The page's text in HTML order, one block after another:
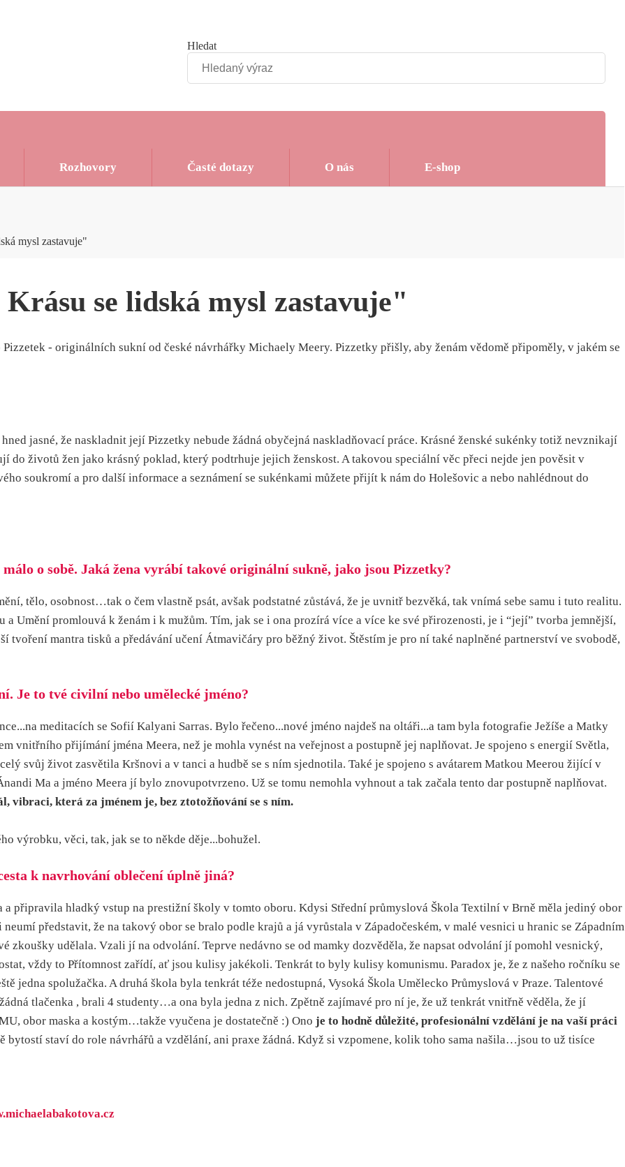
Hledat
Rozhovory Časté dotazy O nás E-shop
mysl zastavuje"
se lidská mysl zastavuje"
- originálních sukní od české návrhářky Michaely Meery. Pizzetky přišly, aby ženám vědomě připoměly, v jakém se
jasné, že naskladnit její Pizzetky nebude žádná obyčejná naskladňovací práce. Krásné ženské sukénky totiž nevznikají
do životů žen jako krásný poklad, který podtrhuje jejich ženskost. A takovou speciální věc přeci nejde jen pověsit v
soukromí a pro další informace a seznámení se sukénkami můžete přijít k nám do Holešovic a nebo nahlédnout do
o sobě. Jaká žena vyrábí takové originální sukně, jako jsou Pizzetky?
tělo, osobnost…tak o čem vlastně psát, avšak podstatné zůstává, že je uvnitř bezvěká, tak vnímá sebe samu i tuto realitu.
a Umění promlouvá k ženám i k mužům. Tím, jak se i ona prozírá více a více ke své přirozenosti, je i “její” tvorba jemnější,
mantra tisků a předávání učení Átmavičáry pro běžný život. Štěstím je pro ní také naplněné partnerství ve svobodě,
Je to tvé civilní nebo umělecké jméno?
meditacích se Sofií Kalyani Sarras. Bylo řečeno...nové jméno najdeš na oltáři...a tam byla fotografie Ježíše a Matky
vnitřního přijímání jména Meera, než je mohla vynést na veřejnost a postupně jej naplňovat. Je spojeno s energií Světla,
svůj život zasvětila Kršnovi a v tanci a hudbě se s ním sjednotila. Také je spojeno s avátarem Matkou Meerou žijící v
Ma a jméno Meera jí bylo znovupotvrzeno. Už se tomu nemohla vyhnout a tak začala tento dar postupně naplňovat.
vibraci, která za jménem je, bez ztotožňování se s ním.
výrobku, věci, tak, jak se to někde děje...bohužel.
k navrhování oblečení úplně jiná?
připravila hladký vstup na prestižní školy v tomto oboru. Kdysi Střední průmyslová Škola Textilní v Brně měla jediný obor
představit, že na takový obor se bralo podle krajů a já vyrůstala v Západočeském, v malé vesnici u hranic se Západním
zkoušky udělala. Vzali jí na odvolání. Teprve nedávno se od mamky dozvěděla, že napsat odvolání jí pomohl vesnický,
vždy to Přítomnost zařídí, ať jsou kulisy jakékoli. Tenkrát to byly kulisy komunismu. Paradox je, že z našeho ročníku se
jedna spolužačka. A druhá škola byla tenkrát téže nedostupná, Vysoká Škola Umělecko Průmyslová v Praze. Talentové
tlačenka , brali 4 studenty…a ona byla jedna z nich. Zpětně zajímavé pro ní je, že už tenkrát vnitřně věděla, že jí
obor maska a kostým…takže vyučena je dostatečně :) Ono je to hodně důležité, profesionální vzdělání je na vaší práci
bytostí staví do role návrhářů a vzdělání, ani praxe žádná. Když si vzpomene, kolik toho sama našila…jsou to už tisíce